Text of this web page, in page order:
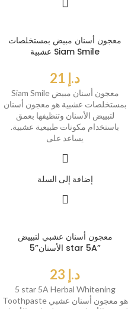
معجون أسنان مبيض بمستخلصات
عشبية Siam Smile
د.إ
Siam Smile معجون أسنان مبيض
بمستخلصات عشبية هو معجون أسنان
لتبييض الأسنان وتنظيفها بعمق
باستخدام مكونات طبيعية عشبية.
يساعد على
إضافة إلى السلة
معجون أسنان عشبي لتبييض
الأسنان”5 star 5A”
د.إ
5 star 5A Herbal Whitening
Toothpaste هو معجون أسنان عشبي